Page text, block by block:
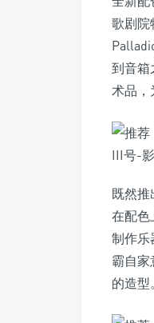
歌剧院
到音箱
术品，
既然推
在配色
制作乐
霸自家
的造型。